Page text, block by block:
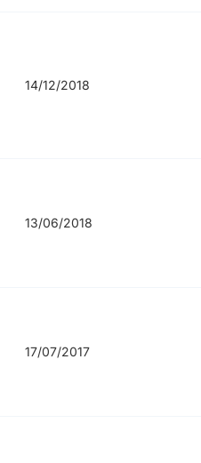
14/12/2018
13/06/2018
17/07/2017